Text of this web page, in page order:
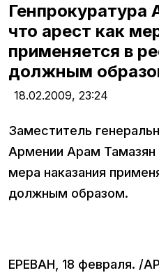
Генпрокуратура
что арест как
применяется в
должным
18.02.2009, 23:24
Заместитель
Армении Арам Тамазян
мера наказания
должным образом.
ЕРЕВАН, 18 февраля. /